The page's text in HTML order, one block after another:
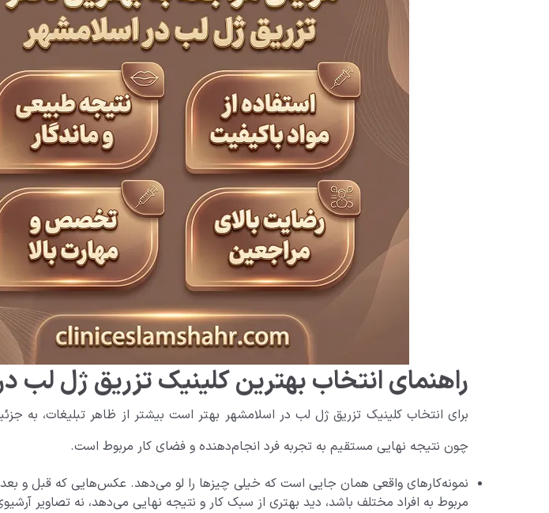
راهنمای انتخاب بهترین کلینیک تزریق ژل لب
برای انتخاب کلینیک تزریق ژل لب در اسلامشهر بهتر است بیشتر از ظاهر تبلیغات، به
چون نتیجه نهایی مستقیم به تجربه فرد انجام‌دهنده و فضای کار مربوط است.
نمونه‌کارهای واقعی همان جایی است که خیلی چیزها را لو می‌دهد. عکس‌هایی که قبل و بعد
مربوط به افراد مختلف باشد، دید بهتری از سبک کار و نتیجه نهایی می‌دهد، نه تصاویر